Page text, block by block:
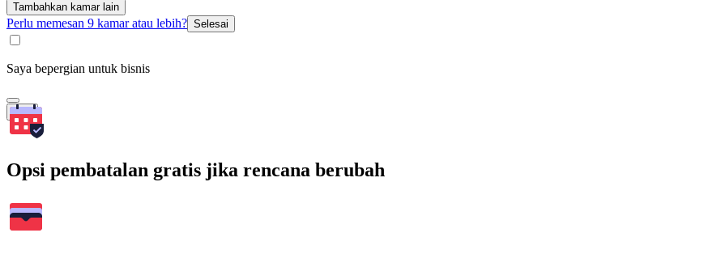
Tambahkan kamar lain
Perlu memesan 9 kamar atau lebih? Selesai
Saya bepergian untuk bisnis
Cari
Opsi pembatalan gratis jika rencana berubah